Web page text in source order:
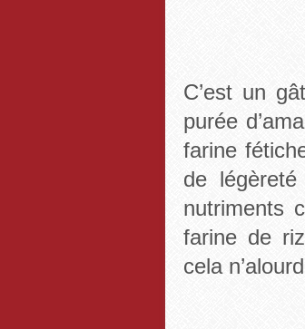
C’est un
purée
farine
de
nutriments
farine de
cela